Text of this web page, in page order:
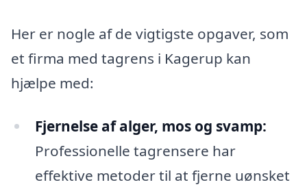
Her er nogle af de vigtigste opgaver, som
et firma med tagrens i Kagerup kan
hjælpe med:
Fjernelse af alger, mos og svamp:
Professionelle tagrensere har
effektive metoder til at fjerne uønsket